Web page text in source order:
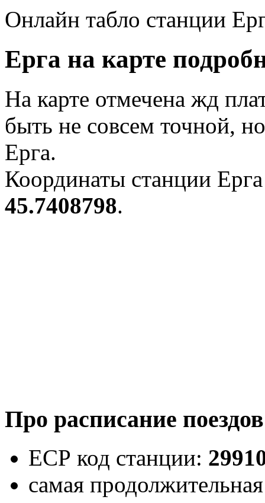
Онлайн табло станции
Ерга на карте
На карте отмечена жд
быть не совсем точной,
Ерга.
Координаты станции
45.7408798.
Про расписание
ЕСР код станции:
самая